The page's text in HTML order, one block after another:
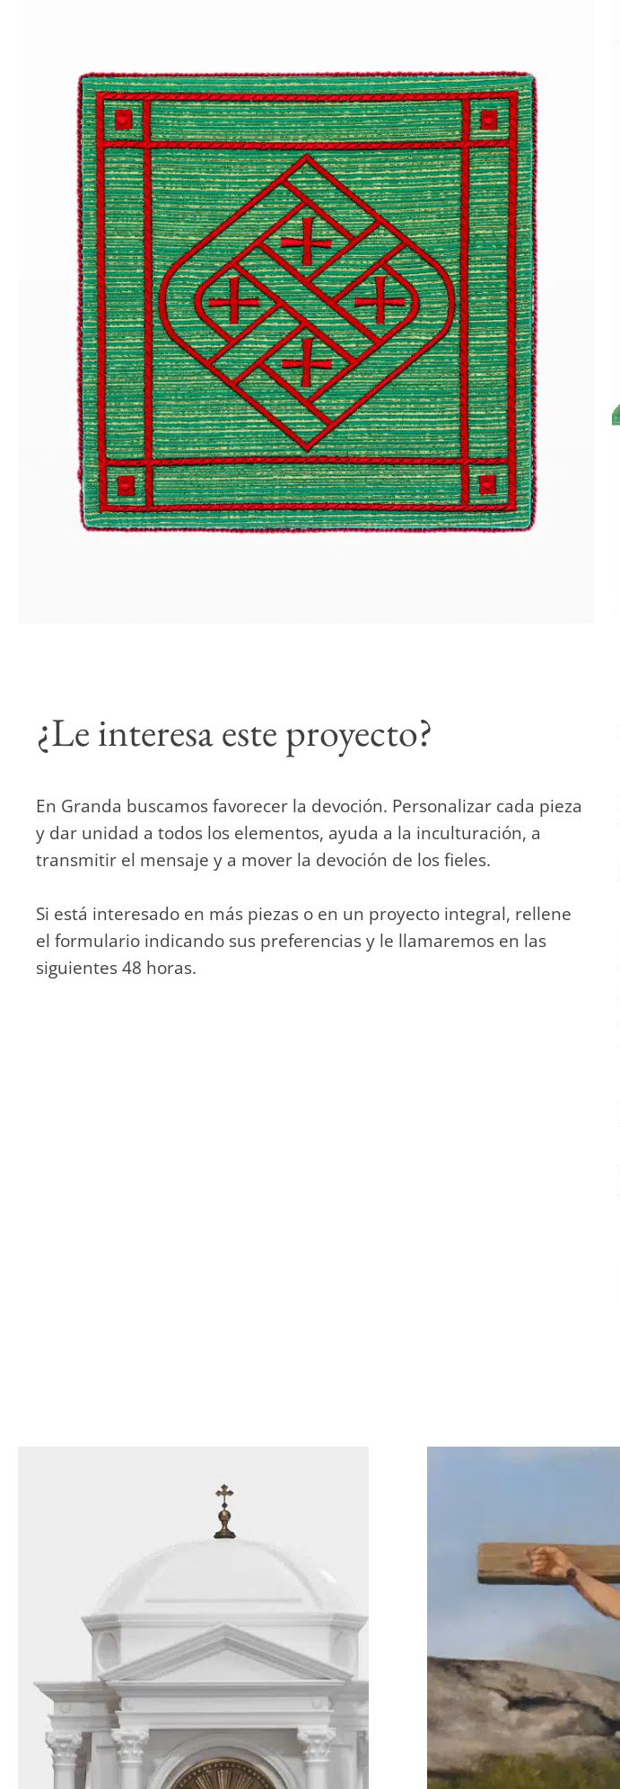
¿Le interesa este proyecto?
En Granda buscamos favorecer la devoción. Personalizar cada pieza
y dar unidad a todos los elementos, ayuda a la inculturación, a
transmitir el mensaje y a mover la devoción de los fieles.
Si está interesado en más piezas o en un proyecto integral, rellene
el formulario indicando sus preferencias y le llamaremos en las
siguientes 48 horas.